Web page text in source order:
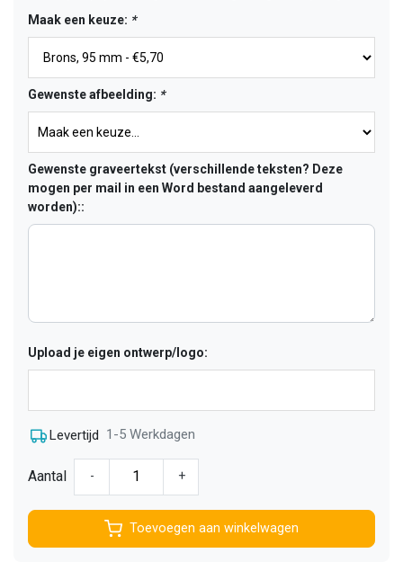
Maak een keuze: *
Gewenste afbeelding: *
Gewenste graveertekst (verschillende teksten? Deze
mogen per mail in een Word bestand aangeleverd
worden)::
Upload je eigen ontwerp/logo:
Levertijd 1-5 Werkdagen
Aantal - +
Toevoegen aan winkelwagen